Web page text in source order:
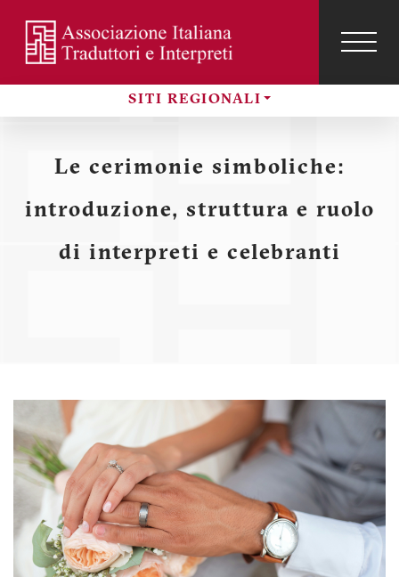
contenuto
principale
SITI REGIONALI
Menu
profilo
utente
Le cerimonie simboliche:
introduzione, struttura e ruolo
di interpreti e celebranti